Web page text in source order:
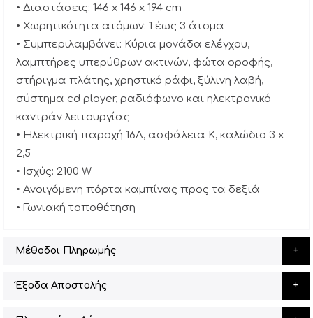
• Διαστάσεις: 146 x 146 x 194 cm
• Χωρητικότητα ατόμων: 1 έως 3 άτομα
• Συμπεριλαμβάνει: Κύρια μονάδα ελέγχου,
λαμπτήρες υπερύθρων ακτινών, φώτα οροφής,
στήριγμα πλάτης, χρηστικό ράφι, ξύλινη λαβή,
σύστημα cd player, ραδιόφωνο και ηλεκτρονικό
καντράν λειτουργίας
• Ηλεκτρική παροχή 16Α, ασφάλεια Κ, καλώδιο 3 x
2,5
• Ισχύς: 2100 W
• Ανοιγόμενη πόρτα καμπίνας προς τα δεξιά
• Γωνιακή τοποθέτηση
Μέθοδοι Πληρωμής
Έξοδα Αποστολής